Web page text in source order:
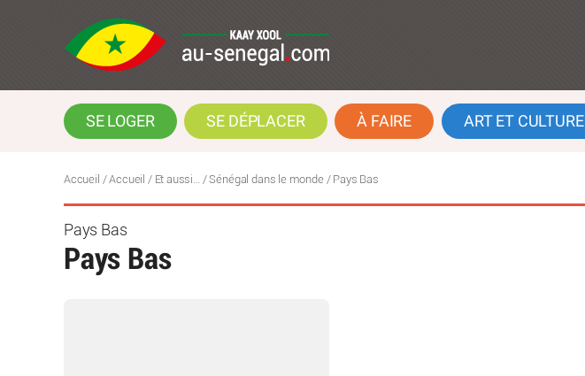
SE LOGER SE DÉPLACER À FAIRE ART ET CULTURE
Accueil /Accueil / Et aussi…/Sénégal dans le monde / Pays Bas
Pays Bas
Pays Bas